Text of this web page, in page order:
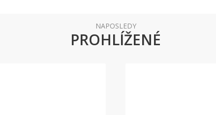
NAPOSLEDY
PROHLÍŽENÉ